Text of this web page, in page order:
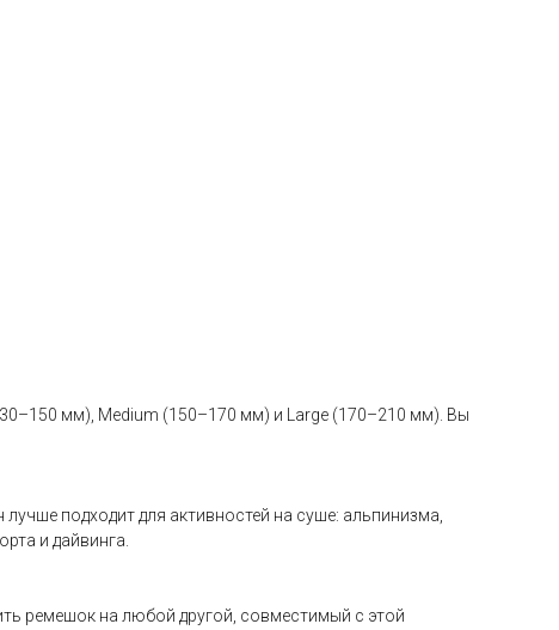
мм), Medium (150–170 мм) и Large (170–210 мм). Вы
подходит для активностей на суше: альпинизма,
и дайвинга.
ремешок на любой другой, совместимый с этой